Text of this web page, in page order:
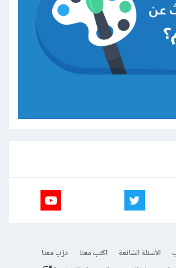
الأسئلة الشائعة اكتب معنا
درّب معنا